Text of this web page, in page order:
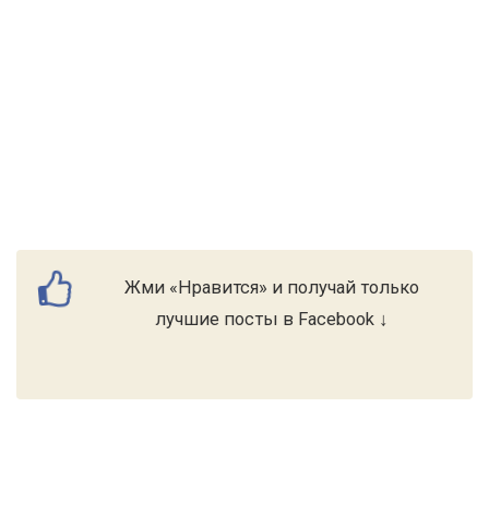
Жми «Нравится» и получай только
лучшие посты в Facebook ↓